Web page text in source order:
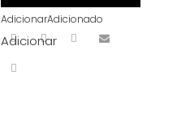
SPRAY
-
500ML
AdicionarAdicionado
Adicionar